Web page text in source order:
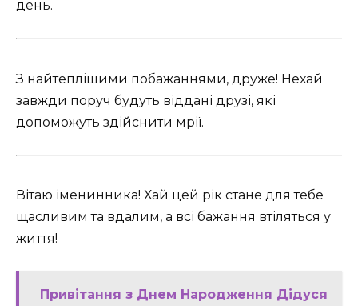
день.
З найтеплішими побажаннями, друже! Нехай
завжди поруч будуть віддані друзі, які
допоможуть здійснити мрії.
Вітаю іменинника! Хай цей рік стане для тебе
щасливим та вдалим, а всі бажання втіляться у
життя!
Привітання з Днем Народження Дідуся